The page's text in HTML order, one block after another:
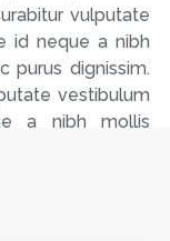
vulputate
id neque a nibh
purus dignissim.
vestibulum
a nibh mollis